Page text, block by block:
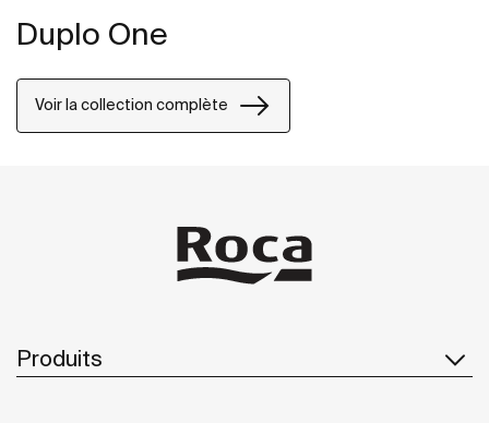
Duplo One
Voir la collection complète
Produits